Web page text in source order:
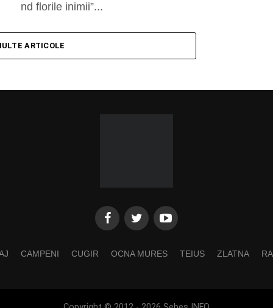
nd florile inimii”...
ARTICOLE
CAMPENI CUGIR OCNA MURES TEIUS ZLATNA